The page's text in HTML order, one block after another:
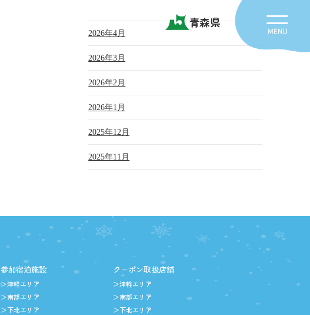
青森県
2026年4月
2026年3月
2026年2月
2026年1月
2025年12月
2025年11月
参加宿泊施設
＞津軽エリア
＞南部エリア
＞下北エリア
クーポン取扱店舗
＞津軽エリア
＞南部エリア
＞下北エリア